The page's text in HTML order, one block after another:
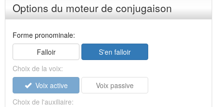
Options du moteur de conjugaison
Forme pronominale:
Falloir
S'en falloir
Choix de la voix:
Voix active
Voix passive
Choix de l'auxiliaire: